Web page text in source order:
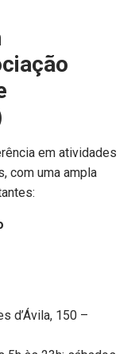
em atividades
com uma ampla
d’Ávila, 150 –